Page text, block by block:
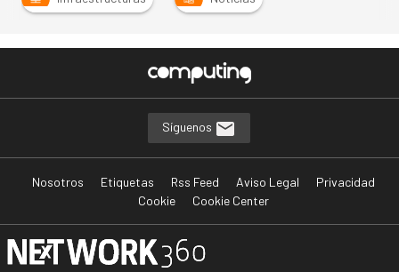
Síguenos
Nosotros Etiquetas Rss Feed Aviso Legal
Privacidad
Cookie
Cookie Center